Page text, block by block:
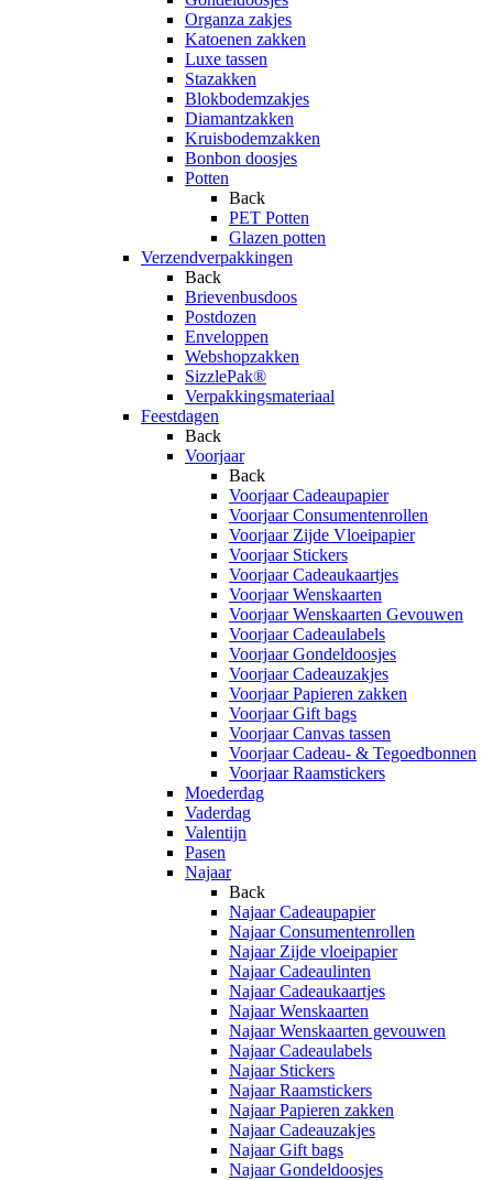
Organza zakjes
Katoenen zakken
Luxe tassen
Stazakken
Blokbodemzakjes
Diamantzakken
Kruisbodemzakken
Bonbon doosjes
Potten
Back
PET Potten
Glazen potten
Verzendverpakkingen
Back
Brievenbusdoos
Postdozen
Enveloppen
Webshopzakken
SizzlePak®
Verpakkingsmateriaal
Feestdagen
Back
Voorjaar
Back
Voorjaar Cadeaupapier
Voorjaar Consumentenrollen
Voorjaar Zijde Vloeipapier
Voorjaar Stickers
Voorjaar Cadeaukaartjes
Voorjaar Wenskaarten
Voorjaar Wenskaarten Gevouwen
Voorjaar Cadeaulabels
Voorjaar Gondeldoosjes
Voorjaar Cadeauzakjes
Voorjaar Papieren zakken
Voorjaar Gift bags
Voorjaar Canvas tassen
Voorjaar Cadeau- & Tegoedbonnen
Voorjaar Raamstickers
Moederdag
Vaderdag
Valentijn
Pasen
Najaar
Back
Najaar Cadeaupapier
Najaar Consumentenrollen
Najaar Zijde vloeipapier
Najaar Cadeaulinten
Najaar Cadeaukaartjes
Najaar Wenskaarten
Najaar Wenskaarten gevouwen
Najaar Cadeaulabels
Najaar Stickers
Najaar Raamstickers
Najaar Papieren zakken
Najaar Cadeauzakjes
Najaar Gift bags
Najaar Gondeldoosjes